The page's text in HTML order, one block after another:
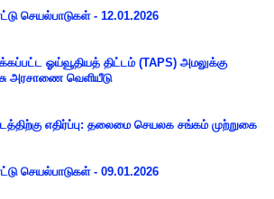
செயல்பாடுகள் - 12.01.2026
ஓய்வூதியத் திட்டம் (TAPS) அமலுக்கு
அரசாணை வெளியீடு
எதிர்ப்பு: தலைமை செயலக சங்கம் முற்றுகை
செயல்பாடுகள் - 09.01.2026